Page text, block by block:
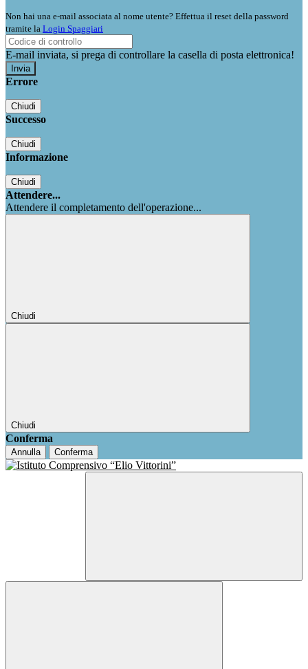
Non hai una e-mail associata al nome utente? Effettua il reset della password
tramite la Login Spaggiari
E-mail inviata, si prega di controllare la casella di posta elettronica!
Errore
Chiudi
Successo
Chiudi
Informazione
Chiudi
Attendere...
Attendere il completamento dell'operazione...
Chiudi
Chiudi
Conferma
Annulla Conferma